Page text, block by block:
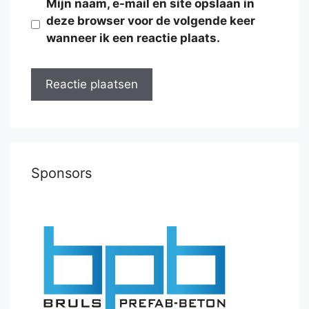
Mijn naam, e-mail en site opslaan in
deze browser voor de volgende keer
wanneer ik een reactie plaats.
Sponsors